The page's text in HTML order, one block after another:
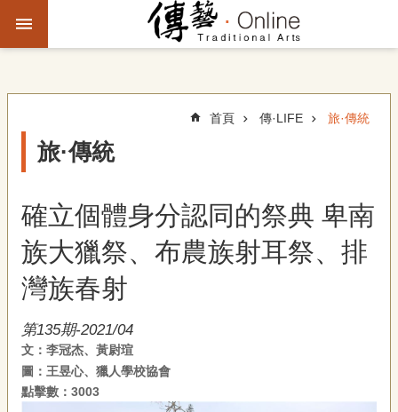
跳到主要內容區塊
尋
故
文
化
察
傳
藝
首頁 傳·LIFE 旅·傳統
旅·傳統
確立個體身分認同的祭典 卑南
族大獵祭、布農族射耳祭、排
灣族春射
第135期-2021/04
文：李冠杰、黃尉瑄
圖：王昱心、獵人學校協會
點擊數：3003